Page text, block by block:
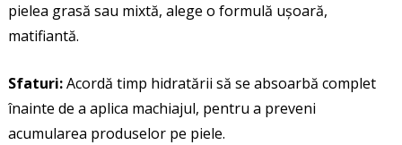
pielea grasă sau mixtă, alege o formulă ușoară,
matifiantă.
Sfaturi:Acordă timp hidratării să se absoarbă complet
înainte de a aplica machiajul, pentru a preveni
acumularea produselor pe piele.